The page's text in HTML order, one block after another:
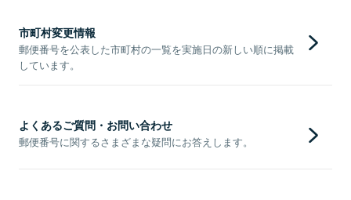
市町村変更情報
郵便番号を公表した市町村の一覧を実施日の新しい順に掲載
しています。
よくあるご質問・お問い合わせ
郵便番号に関するさまざまな疑問にお答えします。